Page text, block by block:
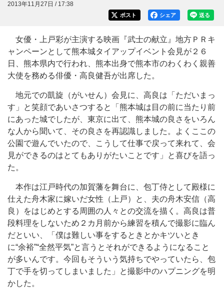
2013年11月27日 / 17:38
送る
シェア
ポスト
女優・上戸彩が主演する映画『武士の献立』地方ＰＲキ
ャンペーンとして熊本城タイアップイベント会見が２６
日、熊本県内で行われ、熊本出身で熊本市のわくわく親善
大使を務める俳優・高良健吾が出席した。
地元での凱旋（がいせん）会見に、高良は「ただいまっ
す」と笑顔であいさつすると「熊本城は目の前に当たり前
にあった城でしたが、東京に出て、熊本城の良さをいろん
な人から聞いて、その良さを再認識しました。よくここの
公園で遊んでいたので、こうして仕事で戻って来れて、会
見ができるのはとてもありがたいことです」と喜びを語っ
た。
本作は江戸時代の加賀藩を舞台に、包丁侍として殿様に
仕えた舟木家に嫁いだ女性（上戸）と、夫の舟木安信（高
良）をはじめとする周囲の人々との交流を描く。高良は普
段料理をしないため２カ月前から練習を積んで撮影に臨ん
だといい、「僕は難しい事をするときとかキツいとき
に“余裕”“全然平気”と言うとそれができるようになること
が多いんです。今回もそういう気持ちでやっていたら、包
丁で手を切ってしまいました」と撮影中のハプニングを明
かした。